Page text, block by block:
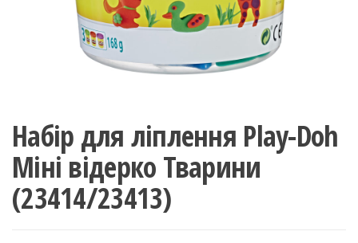
Набір для ліплення Play-Doh
Міні відерко Тварини
(23414/23413)